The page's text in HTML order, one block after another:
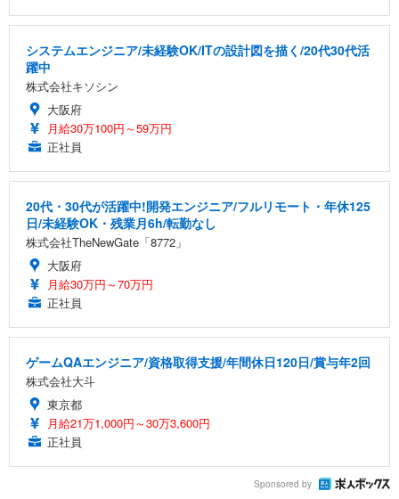
システムエンジニア/未経験OK/ITの設計図を描く/20代30代活
躍中
株式会社キソシン
大阪府
月給30万100円～59万円
正社員
20代・30代が活躍中!開発エンジニア/フルリモート・年休125
日/未経験OK・残業月6h/転勤なし
株式会社TheNewGate「8772」
大阪府
月給30万円～70万円
正社員
ゲームQAエンジニア/資格取得支援/年間休日120日/賞与年2回
株式会社大斗
東京都
月給21万1,000円～30万3,600円
正社員
Sponsored by